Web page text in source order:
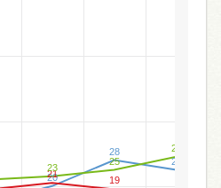
20
28
25
21
19
23
25
29